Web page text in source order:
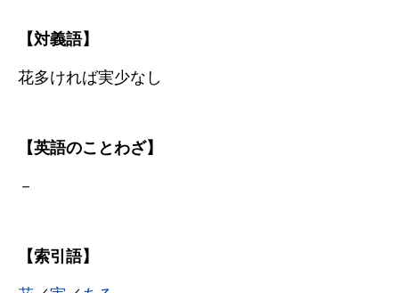
【対義語】
花多ければ実少なし
【英語のことわざ】
－
【索引語】